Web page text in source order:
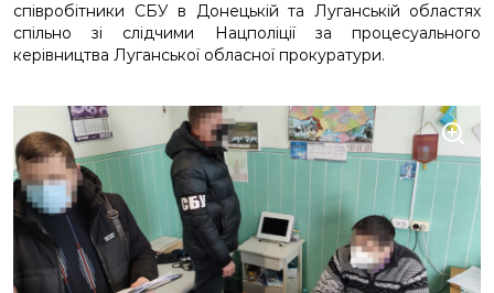
співробітники СБУ в Донецькій та Луганській областях
спільно зі слідчими Нацполіції за процесуального
керівництва Луганської обласної прокуратури.